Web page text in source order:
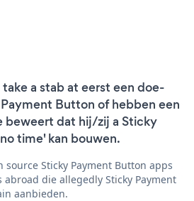
a stab at eerst een doe-
Button of hebben een
beweert dat hij/zij a Sticky
time' kan bouwen.
Sticky Payment Button apps
die allegedly Sticky Payment
aanbieden.